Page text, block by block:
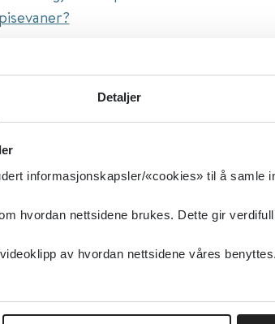
Detaljer
informasjonskapsler/«cookies» til å samle
hvordan nettsidene brukes. Dette gir
av hvordan nettsidene våres
24.04.2023
og forebyggende tiltak,
Kosthold
(FHI)